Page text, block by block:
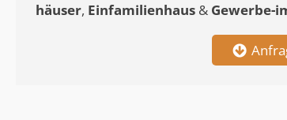
häuser, Einfamilienhaus & Gewerbe-